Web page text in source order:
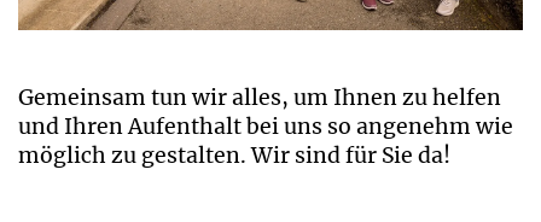
Gemeinsam tun wir alles, um Ihnen zu helfen
und Ihren Aufenthalt bei uns so angenehm wie
möglich zu gestalten. Wir sind für Sie da!